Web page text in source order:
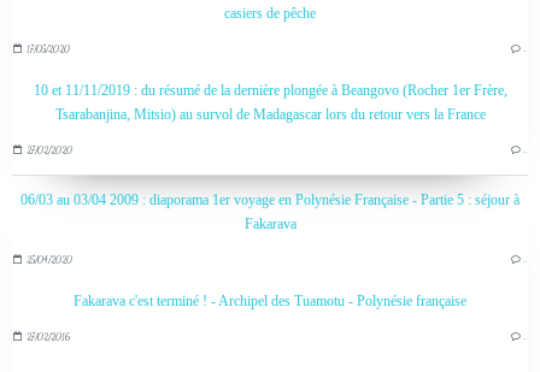
casiers de pêche
17/05/2020 …
10 et 11/11/2019 : du résumé de la dernière plongée à Beangovo (Rocher 1er Frère,
Tsarabanjina, Mitsio) au survol de Madagascar lors du retour vers la France
27/02/2020 …
06/03 au 03/04 2009 : diaporama 1er voyage en Polynésie Française - Partie 5 : séjour à
Fakarava
25/04/2020 …
Fakarava c'est terminé ! - Archipel des Tuamotu - Polynésie française
27/02/2016 …